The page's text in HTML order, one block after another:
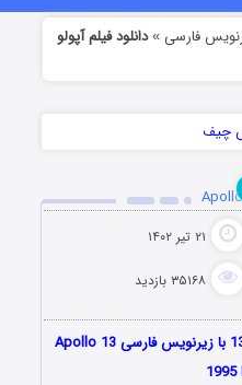
فارسی »دانلود فیلم آپولو
۲۱ تیر ۱۴۰۲
۳۵۱۶۸ بازدید
دانلود رایگان فیلم سینمایی آپولو 13 با زیرنویس فارسی Apollo 13
1995